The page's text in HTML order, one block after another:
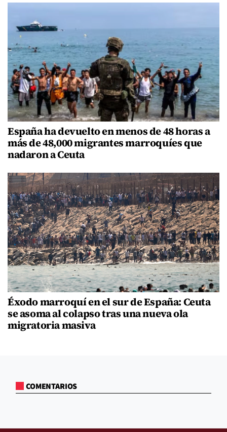
España ha devuelto en menos de 48 horas a
más de 48,000 migrantes marroquíes que
nadaron a Ceuta
Éxodo marroquí en el sur de España: Ceuta
se asoma al colapso tras una nueva ola
migratoria masiva
COMENTARIOS